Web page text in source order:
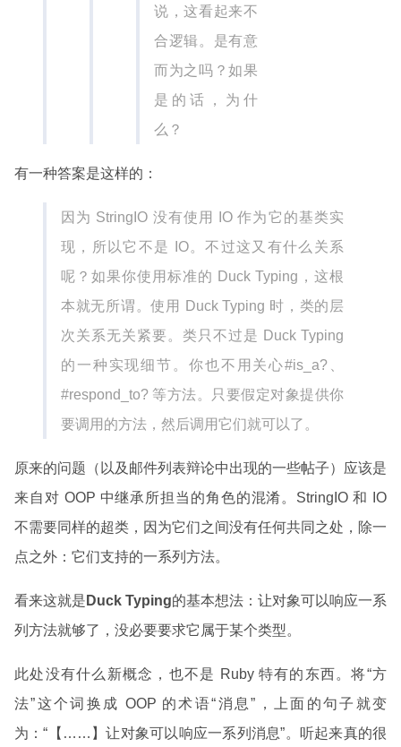
说，这看起来不
合逻辑。是有意
而为之吗？如果
是的话，为什
么？
有一种答案是这样的：
因为 StringIO 没有使用 IO 作为它的基类实
现，所以它不是 IO。不过这又有什么关系
呢？如果你使用标准的 Duck Typing，这根
本就无所谓。使用 Duck Typing 时，类的层
次关系无关紧要。类只不过是 Duck Typing
的一种实现细节。你也不用关心#is_a?、
#respond_to? 等方法。只要假定对象提供你
要调用的方法，然后调用它们就可以了。
原来的问题（以及邮件列表辩论中出现的一些帖子）应该是
来自对 OOP 中继承所担当的角色的混淆。StringIO 和 IO
不需要同样的超类，因为它们之间没有任何共同之处，除一
点之外：它们支持的一系列方法。
看来这就是 Duck Typing的基本想法：让对象可以响应一系
列方法就够了，没必要要求它属于某个类型。
此处没有什么新概念，也不是 Ruby 特有的东西。将“方
法”这个词换成 OOP 的术语“消息”，上面的句子就变
为：“【……】让对象可以响应一系列消息”。听起来真的很